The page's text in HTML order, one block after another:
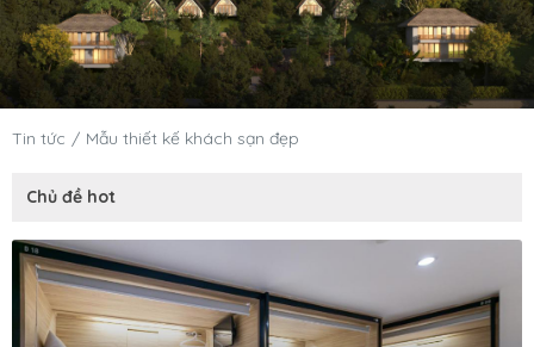
Tin tức Mẫu thiết kế khách sạn đẹp
Chủ đề hot